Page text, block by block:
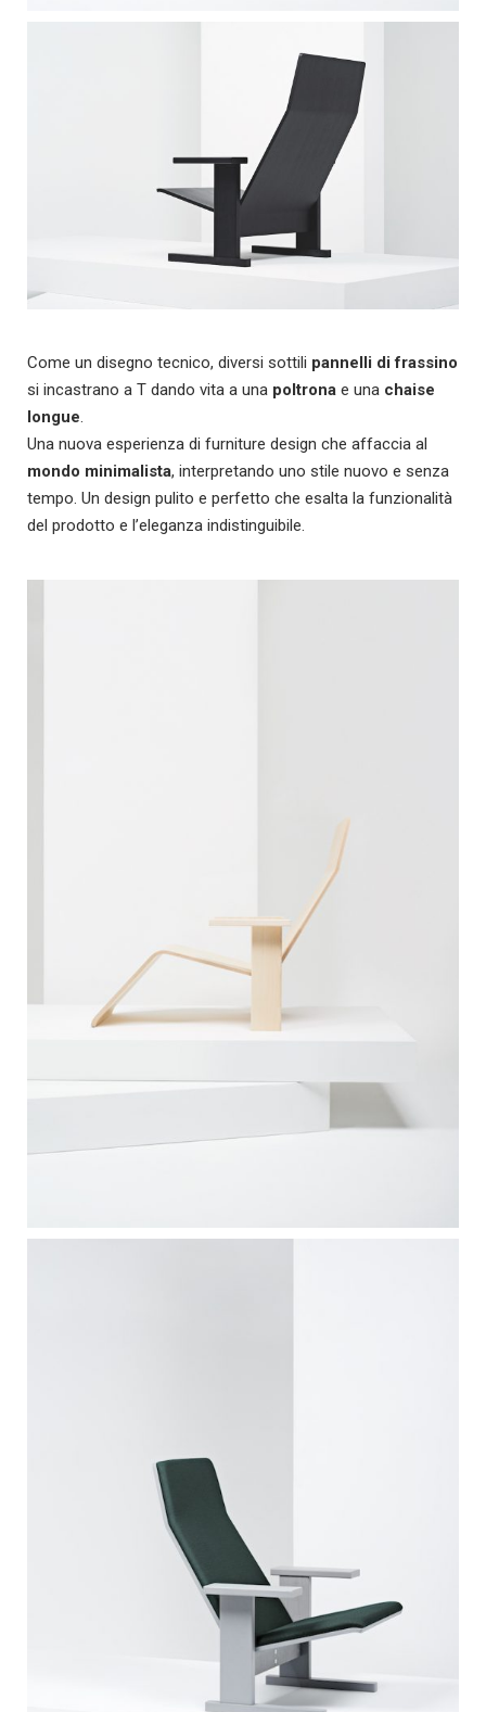
Come un disegno tecnico, diversi sottili pannelli di frassino
si incastrano a T dando vita a una poltrona e una chaise
longue.
Una nuova esperienza di furniture design che affaccia al
mondo minimalista, interpretando uno stile nuovo e senza
tempo. Un design pulito e perfetto che esalta la funzionalità
del prodotto e l’eleganza indistinguibile.